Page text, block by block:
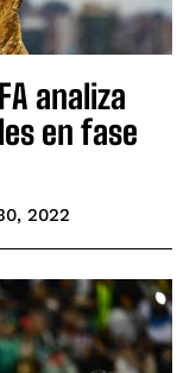
analiza
en fase
2022